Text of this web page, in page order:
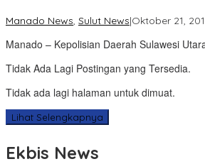
Manado News, Sulut News|Oktober 21,
Manado – Kepolisian Daerah Sulawesi
Tidak Ada Lagi Postingan yang Tersedia.
Tidak ada lagi halaman untuk dimuat.
Lihat Selengkapnya
Ekbis News